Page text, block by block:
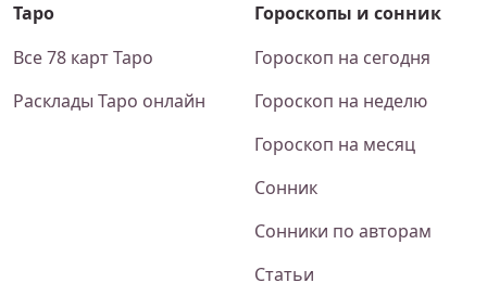
Таро
Все 78 карт Таро
Расклады Таро онлайн
Гороскопы и сонник
Гороскоп на сегодня
Гороскоп на неделю
Гороскоп на месяц
Сонник
Сонники по авторам
Статьи